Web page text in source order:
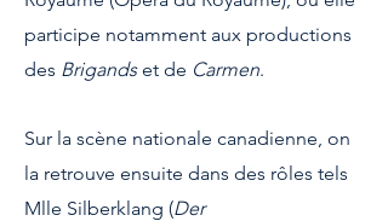
participe notamment aux productions
des Brigandset de Carmen.
Sur la scène nationale canadienne, on
la retrouve ensuite dans des rôles tels
Mlle Silberklang (Der